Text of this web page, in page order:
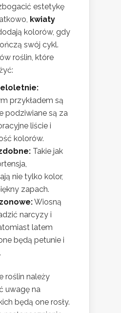
estetykę
kwiaty
kolorów, gdy
swój cykl.
roślin, które
przykładem są
podziwiane są za
liście i
kolorów.
Takie jak
nie tylko kolor,
zapach.
Wiosną
narcyzy i
latem
będą petunie i
roślin należy
uwagę na
będą one rosły.